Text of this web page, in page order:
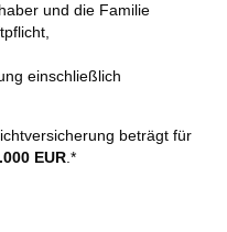
und die Familie
einschließlich
beträgt für
EUR .*